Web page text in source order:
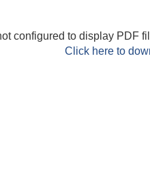
configured to display PDF
Click here to